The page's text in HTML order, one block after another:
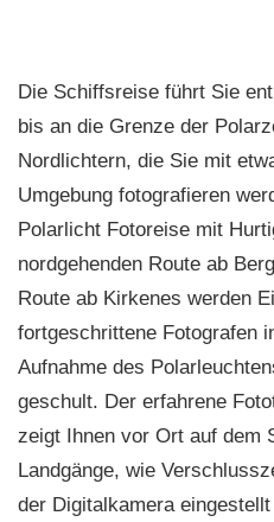
Die Schiffsreise führt Sie
bis an die Grenze der
Nordlichtern, die Sie mit
Umgebung fotografieren
Polarlicht Fotoreise mit
nordgehenden Route ab
Route ab Kirkenes werden
fortgeschrittene Fotografen
Aufnahme des
geschult. Der erfahrene
zeigt Ihnen vor Ort auf dem
Landgänge, wie
der Digitalkamera